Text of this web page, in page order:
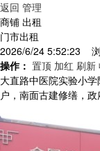
返回 管理
商铺 出租
门市出租
2026/6/24 5:52:23
操作： 置顶 加红 刷新
大直路中医院实验小
户，南面古建修缮，